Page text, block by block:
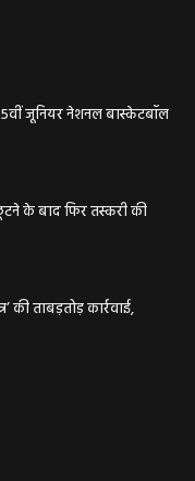
जूनियर नेशनल बास्केटबॉल
के बाद फिर तस्करी की
की ताबड़तोड़ कार्रवाई,